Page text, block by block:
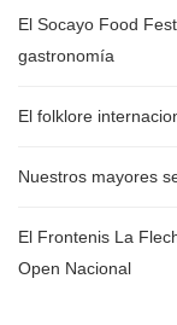
El Socayo Food
gastronomía
El folklore
Nuestros mayores
El Frontenis La
Open Nacional